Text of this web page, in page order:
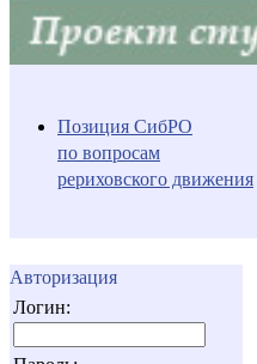
Позиция СибРО
по вопросам
рериховского движения
Авторизация
Логин: